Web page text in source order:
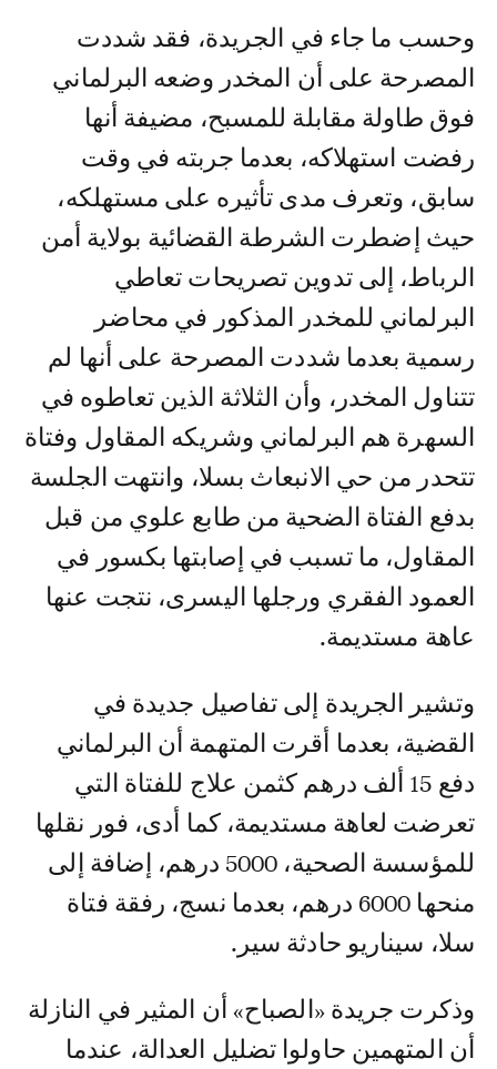
وحسب ما جاء في الجريدة، فقد شددت
المصرحة على أن المخدر وضعه البرلماني
فوق طاولة مقابلة للمسبح، مضيفة أنها
رفضت استهلاكه، بعدما جربته في وقت
سابق، وتعرف مدى تأثيره على مستهلكه،
حيث إضطرت الشرطة القضائية بولاية أمن
الرباط، إلى تدوين تصريحات تعاطي
البرلماني للمخدر المذكور في محاضر
رسمية بعدما شددت المصرحة على أنها لم
تتناول المخدر، وأن الثلاثة الذين تعاطوه في
السهرة هم البرلماني وشريكه المقاول وفتاة
تتحدر من حي الانبعاث بسلا، وانتهت الجلسة
بدفع الفتاة الضحية من طابع علوي من قبل
المقاول، ما تسبب في إصابتها بكسور في
العمود الفقري ورجلها اليسرى، نتجت عنها
عاهة مستديمة.
وتشير الجريدة إلى تفاصيل جديدة في
القضية، بعدما أقرت المتهمة أن البرلماني
دفع 15 ألف درهم كثمن علاج للفتاة التي
تعرضت لعاهة مستديمة، كما أدى، فور نقلها
للمؤسسة الصحية، 5000 درهم، إضافة إلى
منحها 6000 درهم، بعدما نسج، رفقة فتاة
سلا، سيناريو حادثة سير.
وذكرت جريدة «الصباح» أن المثير في النازلة
أن المتهمين حاولوا تضليل العدالة، عندما